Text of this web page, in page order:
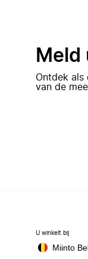
Meld
Ontdek als
van de
U winkelt bij
Miinto